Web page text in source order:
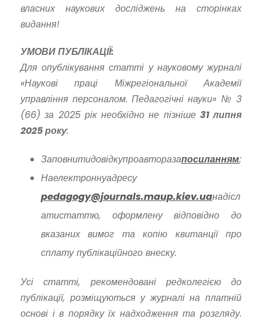
власних наукових досліджень на сторінках
видання!
УМОВИ ПУБЛІКАЦІЇ:
Для опублікування статті у науковому журналі
«Наукові праці Міжрегіональної Академії
управління персоналом. Педагогічні науки» № 3
(66) за 2025 рік необхідно не пізніше 31 липня
2025 року:
Заповнитидовідкупроавторазапосиланням;
Наелектроннуадресу
pedagogy@journals.maup.kiev.uaнадісл
атистаттю, оформленувідповідно до
вказаних вимог та копію квитанції про
сплату публікаційного внеску.
Усі статті, рекомендовані редколегією до
публікації, розміщуються у журналі на платній
основі і в порядку їх надходження та розгляду.